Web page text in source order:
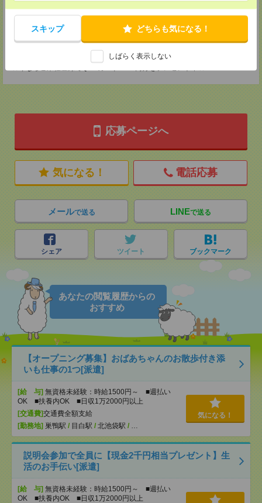
スキップ どちらも気になる！
しばらく表示しない
TEL：0120-901-799
MAIL：tenshoku@nikken-ts.jp
担当：採用担当
応募ページへ
気になる！ 電話応募
メールで送る LINEで送る
シェア ツイート ブックマーク
あなたの閲覧履歴からの
おすすめ
【オープニング募集】おばあちゃんのお散歩付き添
いも仕事の1つ[派遣]
[給 与] 無資格未経験：時給1500円～ ■週払い
OK ■扶養内OK ■日収1万2000円以上
[交通費]交通費全額支給
[勤務地] 巣鴨駅 / 目白駅 / 北池袋駅 / …
気になる！
説明会参加で全員に【現金2千円相当プレゼント】生
活のお手伝い[派遣]
[給 与] 無資格未経験：時給1500円～ ■週払い
OK ■扶養内OK ■日収1万2000円以上